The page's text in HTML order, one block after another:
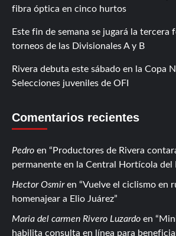
fibra óptica en cinco hurtos
Este fin de semana se jugará la tercera
torneos de las Divisionales A y B
Rivera debuta este sábado en la Copa
Selecciones juveniles de OFI
Comentarios recientes
Pedro en
Productores de Rivera
permanente en la Central Hortícola del
Hector Osmiren
Vuelve el ciclismo en
homenajear a Elio Juárez
Maria del carmen Rivero Luzardo en
habilita consulta en línea para